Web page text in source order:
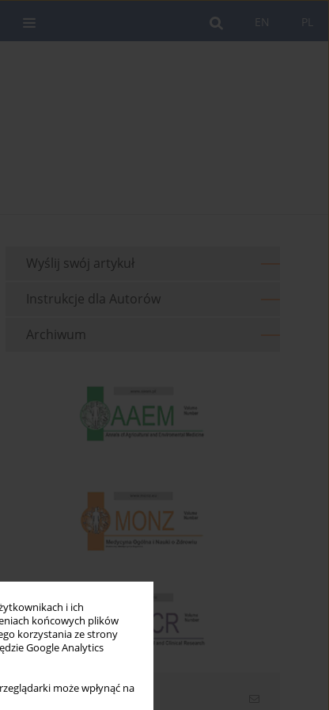
i ich
końcowych plików
korzystania ze strony
Google Analytics
może wpłynąć na
PL
EN
Wyślij swój artykuł
Instrukcje dla Autorów
Archiwum
Newsletter